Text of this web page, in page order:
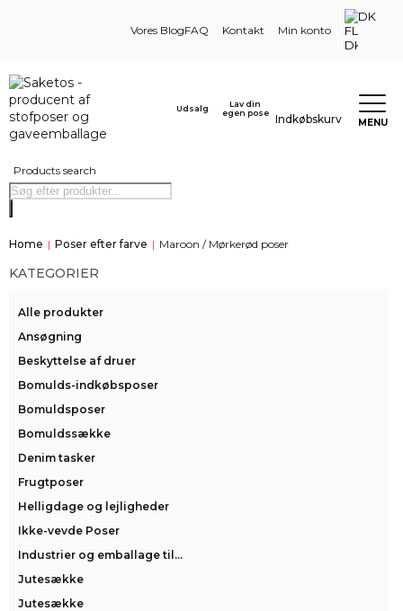
Vores BlogFAQ Kontakt Min konto
DK
Products search
Udsalg
Lav din
egen pose
Indkøbskurv MENU
Home | Poser efter farve | Maroon / Mørkerød poser
KATEGORIER
Alle produkter
Ansøgning
Beskyttelse af druer
Bomulds-indkøbsposer
Bomuldsposer
Bomuldssække
Denim tasker
Frugtposer
Helligdage og lejligheder
Ikke-vevde Poser
Industrier og emballage til...
Jutesække
Jutesække